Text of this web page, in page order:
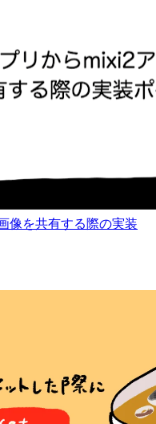
像を共有する際の実装